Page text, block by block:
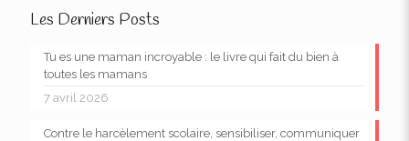
Les Derniers Posts
Tu es une maman incroyable : le livre qui fait du bien à
toutes les mamans
7 avril 2026
Contre le harcèlement scolaire, sensibiliser, communiquer